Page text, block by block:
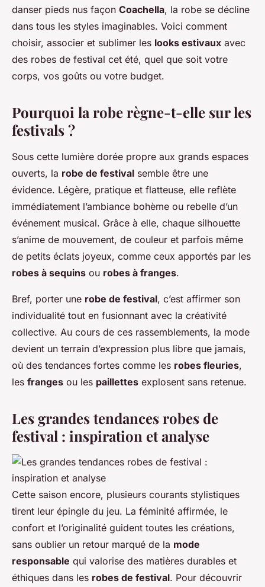
danser pieds nus façon Coachella, la robe se décline
dans tous les styles imaginables. Voici comment
choisir, associer et sublimer les looks estivaux avec
des robes de festival cet été, quel que soit votre
corps, vos goûts ou votre budget.
Pourquoi la robe règne-t-elle sur les
festivals ?
Sous cette lumière dorée propre aux grands espaces
ouverts, la robe de festival semble être une
évidence. Légère, pratique et flatteuse, elle reflète
immédiatement l’ambiance bohème ou rebelle d’un
événement musical. Grâce à elle, chaque silhouette
s’anime de mouvement, de couleur et parfois même
de petits éclats joyeux, comme ceux apportés par les
robes à sequins ou robes à franges.
Bref, porter une robe de festival, c’est affirmer son
individualité tout en fusionnant avec la créativité
collective. Au cours de ces rassemblements, la mode
devient un terrain d’expression plus libre que jamais,
où des tendances fortes comme les robes fleuries,
les franges ou les paillettes explosent sans retenue.
Les grandes tendances robes de
festival : inspiration et analyse
Cette saison encore, plusieurs courants stylistiques
tirent leur épingle du jeu. La féminité affirmée, le
confort et l’originalité guident toutes les créations,
sans oublier un retour marqué de la mode
responsable qui valorise des matières durables et
éthiques dans les robes de festival. Pour découvrir